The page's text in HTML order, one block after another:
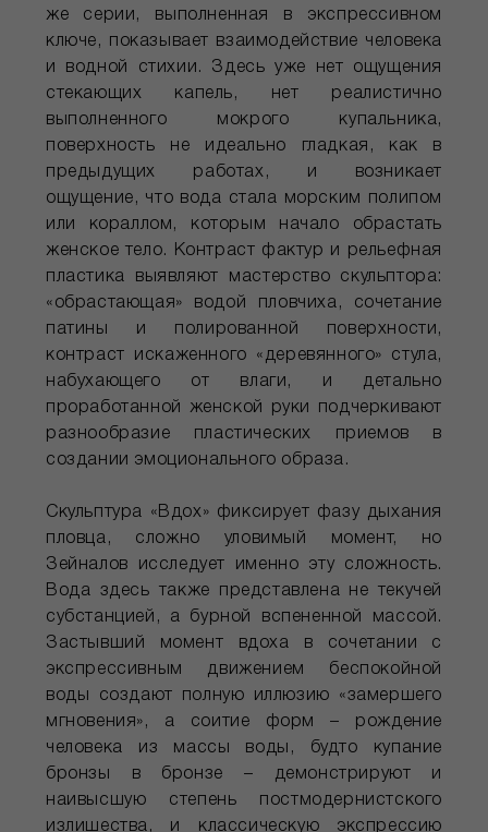
же серии, выполненная в экспрессивном
ключе, показывает взаимодействие человека
и водной стихии. Здесь уже нет ощущения
стекающих капель, нет реалистично
выполненного мокрого купальника,
поверхность не идеально гладкая, как в
предыдущих работах, и возникает
ощущение, что вода стала морским полипом
или кораллом, которым начало обрастать
женское тело. Контраст фактур и рельефная
пластика выявляют мастерство скульптора:
«обрастающая» водой пловчиха, сочетание
патины и полированной поверхности,
контраст искаженного «деревянного» стула,
набухающего от влаги, и детально
проработанной женской руки подчеркивают
разнообразие пластических приемов в
создании эмоционального образа.
Скульптура «Вдох» фиксирует фазу дыхания
пловца, сложно уловимый момент, но
Зейналов исследует именно эту сложность.
Вода здесь также представлена не текучей
субстанцией, а бурной вспененной массой.
Застывший момент вдоха в сочетании с
экспрессивным движением беспокойной
воды создают полную иллюзию «замершего
мгновения», а соитие форм – рождение
человека из массы воды, будто купание
бронзы в бронзе – демонстрируют и
наивысшую степень постмодернистского
излишества, и классическую экспрессию